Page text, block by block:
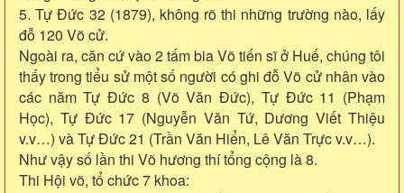
5. Tự Đức 32 (1879), không rõ thi những trường nào, lấy
đỗ 120 Võ cử.
Ngoài ra, căn cứ vào 2 tấm bia Võ tiến sĩ ở Huế, chúng tôi
thấy trong tiểu sử một số người có ghi đỗ Võ cử nhân vào
các năm Tự Đức 8 (Võ Văn Đức), Tự Đức 11 (Phạm
Học), Tự Đức 17 (Nguyễn Văn Tứ, Dương Viết Thiệu
v.v…) và Tự Đức 21 (Trần Văn Hiển, Lê Văn Trực v.v…).
Như vậy số lần thi Võ hương thí tổng cộng là 8.
Thi Hội võ, tổ chức 7 khoa: